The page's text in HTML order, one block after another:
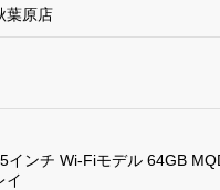
原店
インチ Wi-Fiモデル 64GB
イ